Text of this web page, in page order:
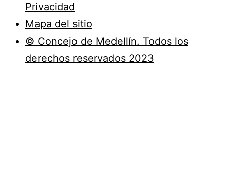
Privacidad
Mapa del sitio
© Concejo de Medellín. Todos los
derechos reservados 2023